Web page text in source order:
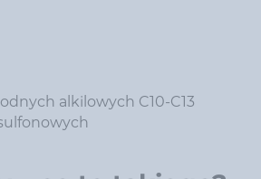
alkilowych C10-C13